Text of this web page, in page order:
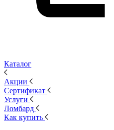
Каталог
Акции
Сертификат
Услуги
Ломбард
Как купить